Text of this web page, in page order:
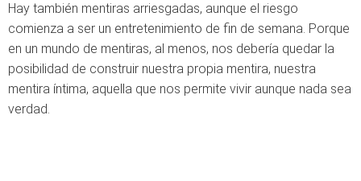
Hay también mentiras arriesgadas, aunque el riesgo
comienza a ser un entretenimiento de fin de semana. Porque
en un mundo de mentiras, al menos, nos debería quedar la
posibilidad de construir nuestra propia mentira, nuestra
mentira íntima, aquella que nos permite vivir aunque nada sea
verdad.